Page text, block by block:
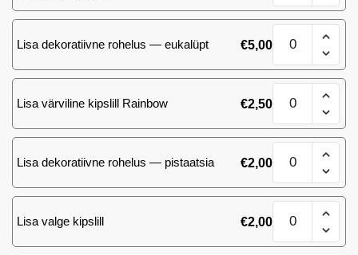
Lisa dekoratiivne rohelus — eukalüpt €5,00
Kolumnea
kogus
Lisa värviline kipslill Rainbow €2,50
Kolumnea
kogus
Lisa dekoratiivne rohelus — pistaatsia €2,00
Kolumnea
kogus
Lisa valge kipslill €2,00
Kolumnea
kogus